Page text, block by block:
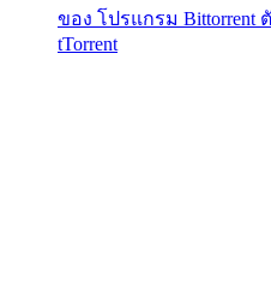
ของ โปรแกรม Bittorrent
tTorrent